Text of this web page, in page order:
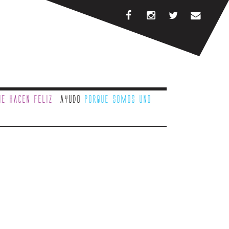
hacen feliz Ayudo porque somos uno